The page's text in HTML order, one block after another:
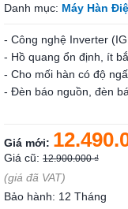
Danh mục: Máy Hàn
- Công nghệ Inverter
- Hồ quang ổn định, ít
- Cho mối hàn có độ
- Đèn báo nguồn, đèn
Giá mới:
Giá cũ: 12.900.000 ₫
(giá đã VAT)
Bảo hành: 12 Tháng